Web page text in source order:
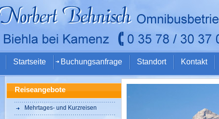
Startseite Buchungsanfrage Standort Kontakt
Reiseangebote
Mehrtages- und Kurzreisen